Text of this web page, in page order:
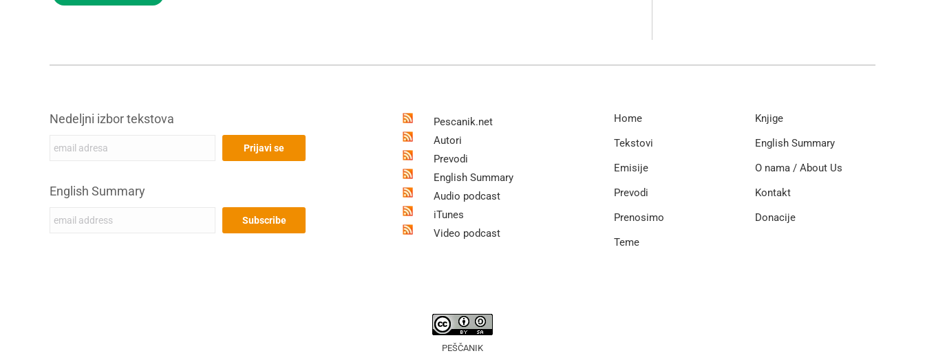
Nedeljni izbor tekstova
English Summary
Pescanik.net
Autori
Prevodi
English Summary
Audio podcast
iTunes
Video podcast
Home
Tekstovi
Emisije
Prevodi
Prenosimo
Teme
Knjige
English Summary
O nama / About Us
Kontakt
Donacije
PEŠČANIK